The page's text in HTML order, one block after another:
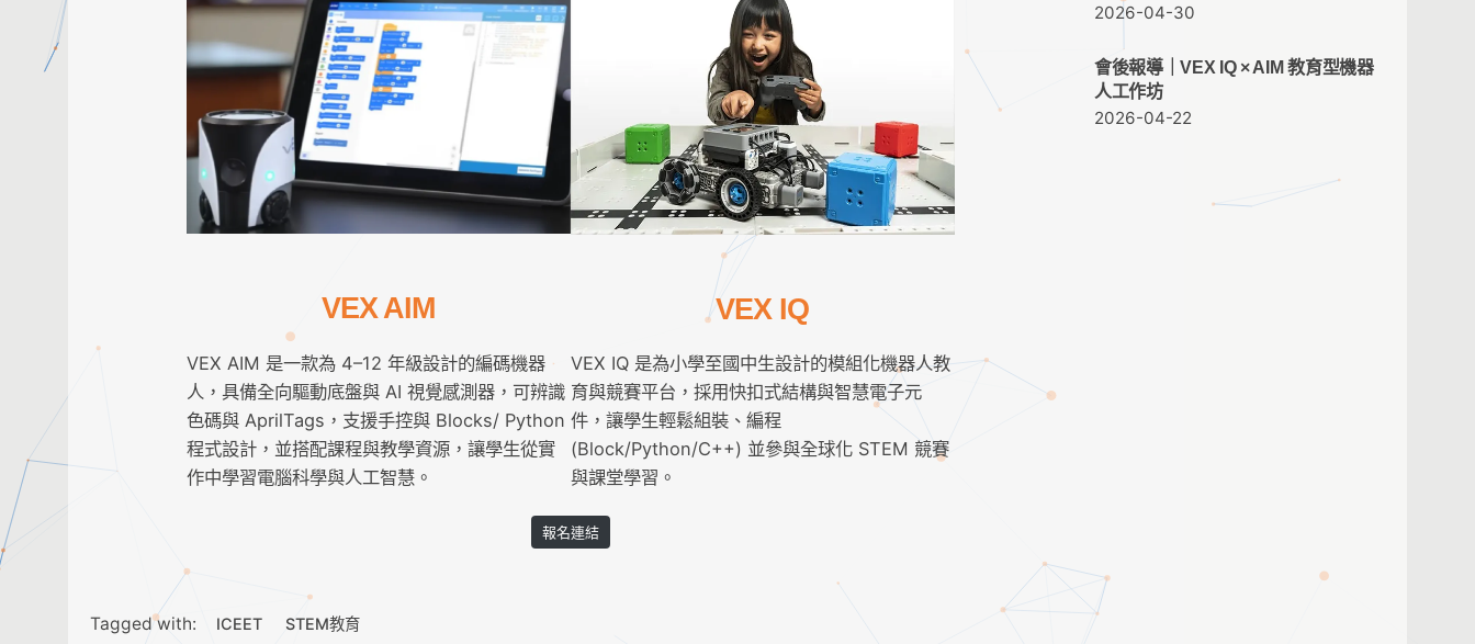
VEX AIM
VEX AIM 是一款為 4–12 年級設計的編碼機器
人，具備全向驅動底盤與 AI 視覺感測器，可辨識
色碼與 AprilTags，支援手控與 Blocks/ Python
程式設計，並搭配課程與教學資源，讓學生從實
作中學習電腦科學與人工智慧。
VEX IQ
VEX IQ 是為小學至國中生設計的模組化機器人教
育與競賽平台，採用快扣式結構與智慧電子元
件，讓學生輕鬆組裝、編程
(Block/Python/C++) 並參與全球化 STEM 競賽
與課堂學習。
報名連結
Tagged with: ICEET STEM教育
2026-04-30
會後報導｜VEX IQ × AIM 教育型機器
人工作坊
2026-04-22